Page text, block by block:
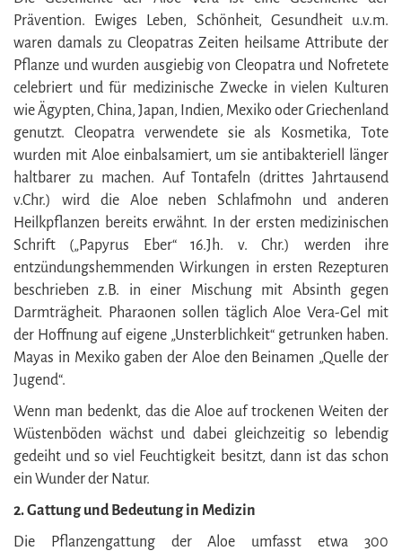
Prävention. Ewiges Leben, Schönheit, Gesundheit u.v.m.
waren damals zu Cleopatras Zeiten heilsame Attribute der
Pflanze und wurden ausgiebig von Cleopatra und Nofretete
celebriert und für medizinische Zwecke in vielen Kulturen
wie Ägypten, China, Japan, Indien, Mexiko oder Griechenland
genutzt. Cleopatra verwendete sie als Kosmetika, Tote
wurden mit Aloe einbalsamiert, um sie antibakteriell länger
haltbarer zu machen. Auf Tontafeln (drittes Jahrtausend
v.Chr.) wird die Aloe neben Schlafmohn und anderen
Heilkpflanzen bereits erwähnt. In der ersten medizinischen
Schrift („Papyrus Eber“ 16.Jh. v. Chr.) werden ihre
entzündungshemmenden Wirkungen in ersten Rezepturen
beschrieben z.B. in einer Mischung mit Absinth gegen
Darmträgheit. Pharaonen sollen täglich Aloe Vera-Gel mit
der Hoffnung auf eigene „Unsterblichkeit“ getrunken haben.
Mayas in Mexiko gaben der Aloe den Beinamen „Quelle der
Jugend“.
Wenn man bedenkt, das die Aloe auf trockenen Weiten der
Wüstenböden wächst und dabei gleichzeitig so lebendig
gedeiht und so viel Feuchtigkeit besitzt, dann ist das schon
ein Wunder der Natur.
2. Gattung und Bedeutung in Medizin
Die Pflanzengattung der Aloe umfasst etwa 300